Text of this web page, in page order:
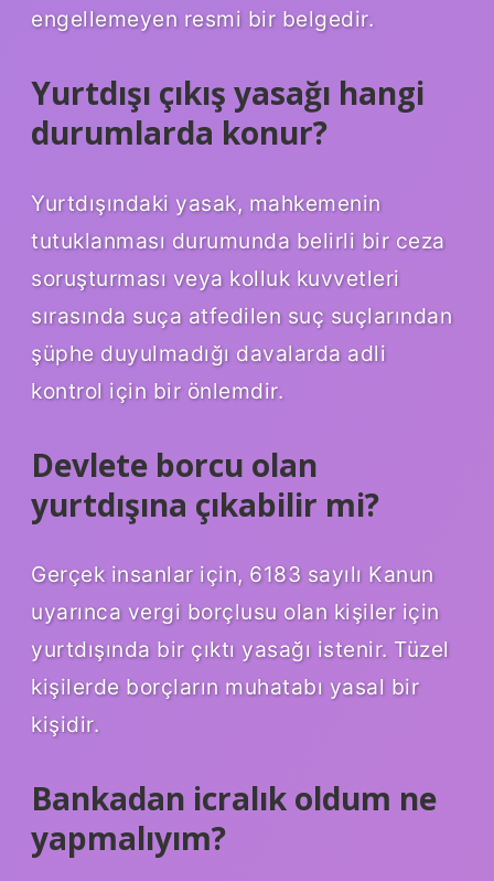
engellemeyen resmi bir belgedir.
Yurtdışı çıkış yasağı hangi
durumlarda konur?
Yurtdışındaki yasak, mahkemenin
tutuklanması durumunda belirli bir ceza
soruşturması veya kolluk kuvvetleri
sırasında suça atfedilen suç suçlarından
şüphe duyulmadığı davalarda adli
kontrol için bir önlemdir.
Devlete borcu olan
yurtdışına çıkabilir mi?
Gerçek insanlar için, 6183 sayılı Kanun
uyarınca vergi borçlusu olan kişiler için
yurtdışında bir çıktı yasağı istenir. Tüzel
kişilerde borçların muhatabı yasal bir
kişidir.
Bankadan icralık oldum ne
yapmalıyım?